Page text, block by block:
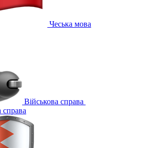
Чеська мова
Військова справа
справа